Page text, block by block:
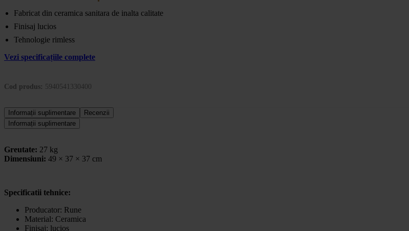
Fabricat din ceramica sanitara de inalta calitate
Finisaj lucios
Tehnologie rimless
Vezi specificațiile complete
Cod produs: 5940541330400
Informații suplimentare
Recenzii
Informații suplimentare
Greutate: 27 kg
Dimensiuni: 49 × 37 × 37 cm
Specificatii tehnice:
Producator: Rune
Material: Ceramica
Finisaj: lucios